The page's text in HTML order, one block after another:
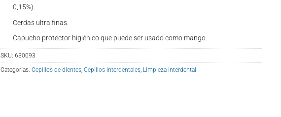
0,15%).
Cerdas ultra finas.
Capucho protector higiénico que puede ser usado como mango.
SKU: 630093
Categorías: Cepillos de dientes, Cepillos interdentales, Limpieza interdental